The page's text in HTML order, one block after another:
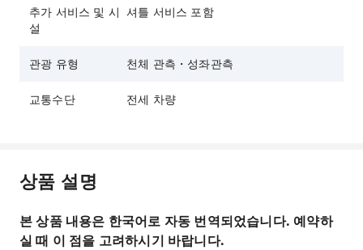
추가 서비스 및 시
설
셔틀 서비스 포함
관광 유형 천체 관측・성좌관측
교통수단 전세 차량
상품 설명
본 상품 내용은 한국어로 자동 번역되었습니다. 예약하
실 때 이 점을 고려하시기 바랍니다.